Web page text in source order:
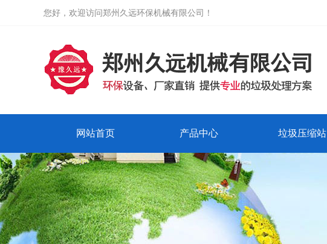
您好，欢迎访问郑州久远环保机械有限公司！
网站首页 产品中心 垃圾压缩站